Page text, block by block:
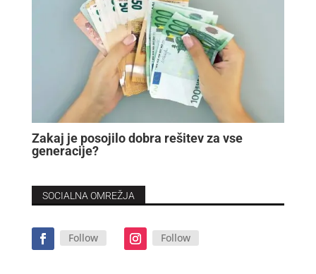
Zakaj je posojilo dobra rešitev za vse
generacije?
SOCIALNA OMREŽJA
Follow Follow